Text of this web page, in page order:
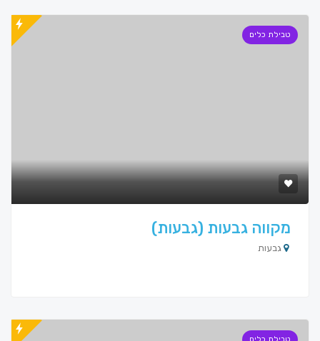
טבילת כלים
מקווה גבעות (גבעות)
גבעות
טבילת כלים